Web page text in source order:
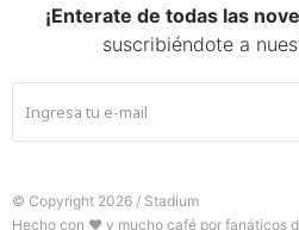
¡Enterate de todas las
suscribiéndote a
© Copyright 2026 / Stadium